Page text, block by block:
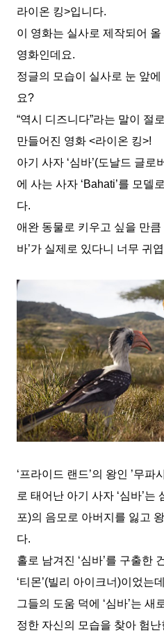
라이온 킹>입니다.
이 영화는 실사로 제작되어
영화인데요.
정글의 모습이 실사로 눈 앞
요?
“역시 디즈니다”라는 말이 절
만들어진 영화 <라이온 킹>!
아기 사자 ‘심바’(도날드 글로
에 사는 사자 ‘Bahati’를 모델
다.
애완 동물로 키우고 싶을 만큼
바’가 실제로 있다니 너무 귀
‘프라이드 랜드’의 왕인 ’무파
로 태어난 아기 사자 ‘심바’는
포)의 음모로 아버지를 잃고
다.
홀로 남겨진 ‘심바’를 구출한
‘티몬’(빌리 아이크너)이었는
그들의 도움 덕에 ‘심바’는 새
정한 자신의 모습을 찾아 험